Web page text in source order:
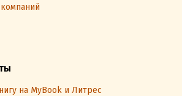
на MyBook и Литрес